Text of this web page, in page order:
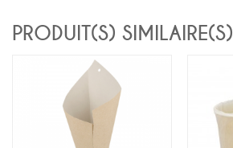
PRODUIT(S) SIMILAIRE(S)